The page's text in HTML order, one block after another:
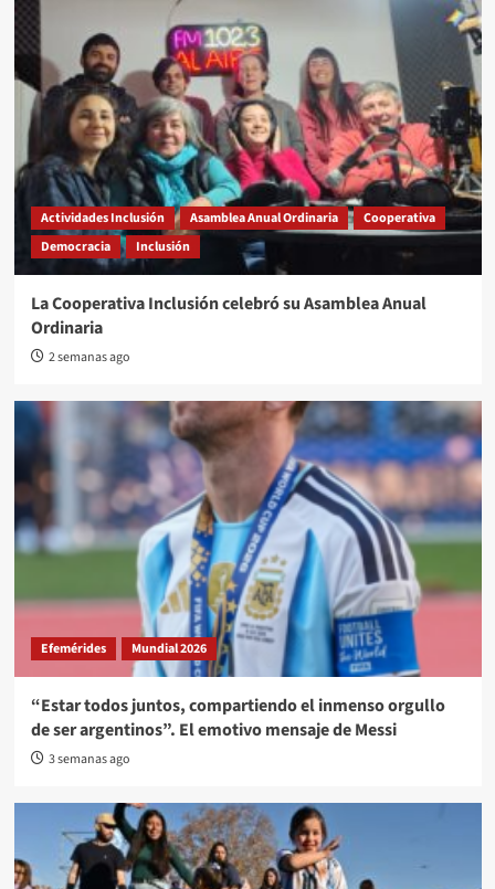
Actividades Inclusión Asamblea Anual Ordinaria
Cooperativa
Democracia
Inclusión
La Cooperativa Inclusión celebró su Asamblea Anual
Ordinaria
2 semanas ago
Efemérides Mundial 2026
“Estar todos juntos, compartiendo el inmenso orgullo
de ser argentinos”. El emotivo mensaje de Messi
3 semanas ago